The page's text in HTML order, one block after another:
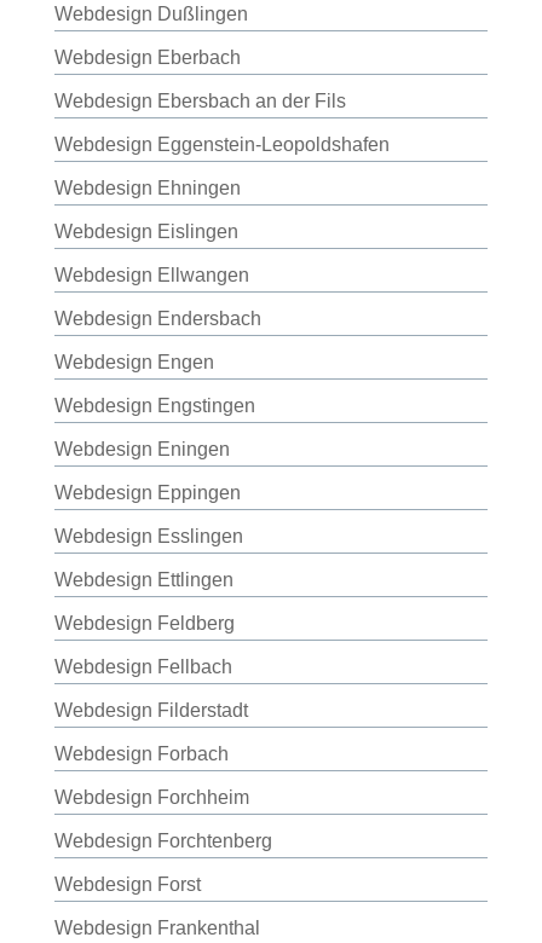
Webdesign Dußlingen
Webdesign Eberbach
Webdesign Ebersbach an der Fils
Webdesign Eggenstein-Leopoldshafen
Webdesign Ehningen
Webdesign Eislingen
Webdesign Ellwangen
Webdesign Endersbach
Webdesign Engen
Webdesign Engstingen
Webdesign Eningen
Webdesign Eppingen
Webdesign Esslingen
Webdesign Ettlingen
Webdesign Feldberg
Webdesign Fellbach
Webdesign Filderstadt
Webdesign Forbach
Webdesign Forchheim
Webdesign Forchtenberg
Webdesign Forst
Webdesign Frankenthal